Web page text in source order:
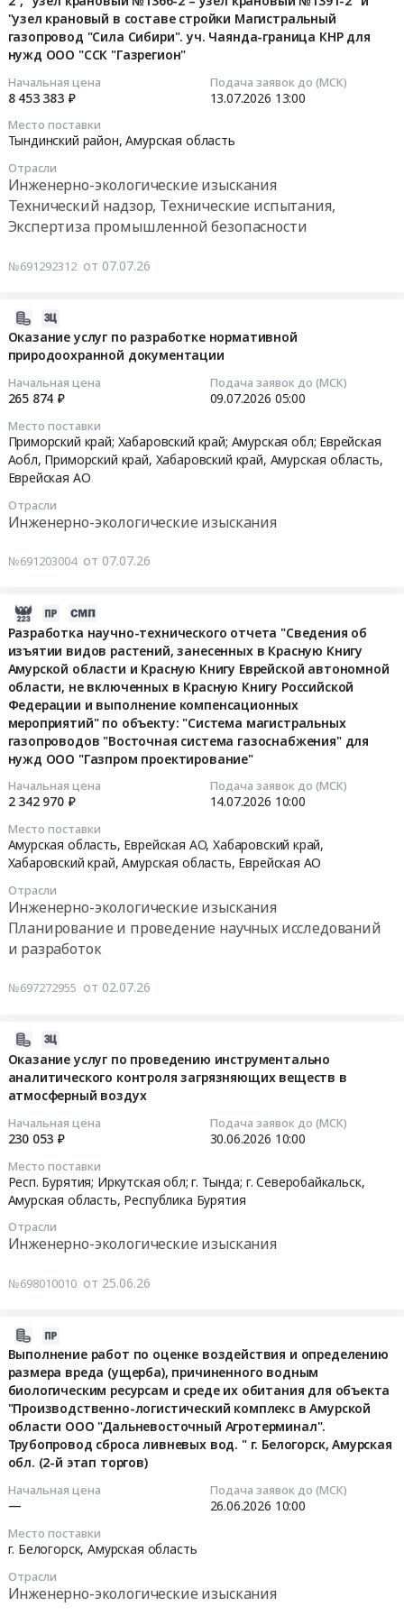
2026-
2026-
"узел крановый в составе стройки Магистральный
газопровод "Сила Сибири". уч. Чаянда-граница КНР для
нужд ООО "ССК "Газрегион"
Начальная цена
8 453 383 ₽
Подача заявок до (МСК)
13.07.2026 13:00
Место поставки
Тындинский район,Амурская область
Отрасли
Инженерно-экологические изыскания
Технический надзор, Технические испытания,
Экспертиза промышленной безопасности
№691292312 от 07.07.26
Оказание услуг по разработке нормативной
природоохранной документации
Начальная цена
265 874 ₽
Подача заявок до (МСК)
09.07.2026 05:00
Место поставки
Приморский край; Хабаровский край; Амурская обл; Еврейская
Аобл, Приморский край, Хабаровский край, Амурская область,
Еврейская АО
Отрасли
Инженерно-экологические изыскания
№691203004 от 07.07.26
Разработка научно-технического отчета "Сведения об
изъятии видов растений, занесенных в Красную Книгу
Амурской области и Красную Книгу Еврейской автономной
области, не включенных в Красную Книгу Российской
Федерации и выполнение компенсационных
мероприятий" по объекту: "Система магистральных
газопроводов "Восточная система газоснабжения" для
нужд ООО "Газпром проектирование"
Начальная цена
2 342 970 ₽
Подача заявок до (МСК)
14.07.2026 10:00
Место поставки
Амурская область, Еврейская АО, Хабаровский край,
Хабаровский край,Амурская область, Еврейская АО
Отрасли
Инженерно-экологические изыскания
Планирование и проведение научных исследований
и разработок
№697272955 от 02.07.26
Оказание услуг по проведению инструментально
аналитического контроля загрязняющих веществ в
атмосферный воздух
Начальная цена
230 053 ₽
Подача заявок до (МСК)
30.06.2026 10:00
Место поставки
Респ. Бурятия; Иркутская обл; г. Тында; г. Северобайкальск,
Амурская область, Республика Бурятия
Отрасли
Инженерно-экологические изыскания
№698010010 от 25.06.26
Выполнение работ по оценке воздействия и определению
размера вреда (ущерба), причиненного водным
биологическим ресурсам и среде их обитания для объекта
"Производственно-логистический комплекс в Амурской
области ООО "Дальневосточный Агротерминал".
Трубопровод сброса ливневых вод. " г. Белогорск, Амурская
обл. (2-й этап торгов)
Начальная цена
—
Подача заявок до (МСК)
26.06.2026 10:00
Место поставки
г. Белогорск,Амурская область
Отрасли
Инженерно-экологические изыскания